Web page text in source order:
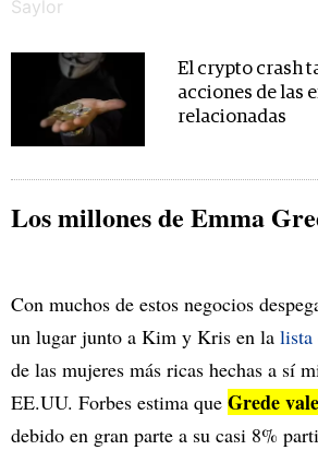
El crypto crash
acciones de las
relacionadas
Los millones de Emma
Con muchos de estos negocios
un lugar junto a Kim y Kris en la lista
de las mujeres más ricas hechas a sí
EE.UU. Forbes estima que Grede
debido en gran parte a su casi 8%